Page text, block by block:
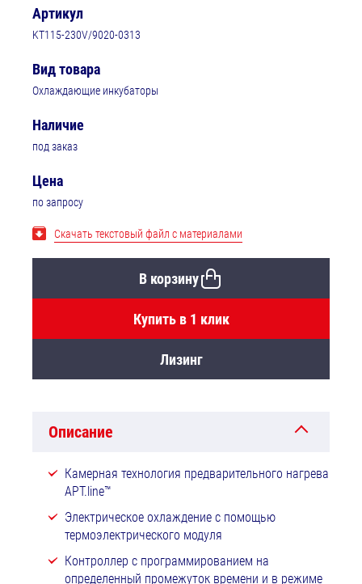
Артикул
KT115-230V/9020-0313
Вид товара
Охлаждающие инкубаторы
Наличие
под заказ
Цена
по запросу
Скачать текстовый файл с материалами
В корзину
Купить в 1 клик
Лизинг
Описание
Камерная технология предварительного нагрева
APT.line™
Электрическое охлаждение с помощью
термоэлектрического модуля
Контроллер с программированием на
определенный промежуток времени и в режиме